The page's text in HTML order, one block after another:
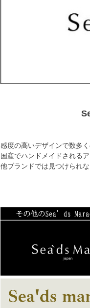
感度の高いデザインで数多
国産でハンドメイドされる
他ブランドでは見つけられ